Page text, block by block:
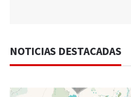
NOTICIAS DESTACADAS